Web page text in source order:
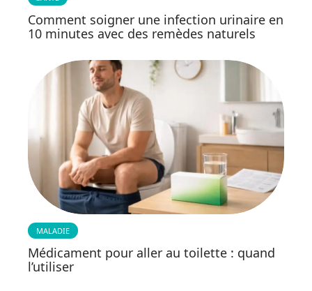
Comment soigner une infection urinaire en
10 minutes avec des remèdes naturels
MALADIE
Médicament pour aller au toilette : quand
l’utiliser